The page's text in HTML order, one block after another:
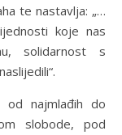
te nastavlja: „…
koje nas
solidarnost s
od najmlađih do
slobode, pod